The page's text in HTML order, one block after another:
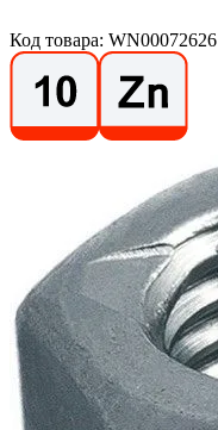
Код товара: WN00072626